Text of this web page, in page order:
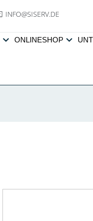
ED.VRE
SIS@OF
NI
ONLINESHOP